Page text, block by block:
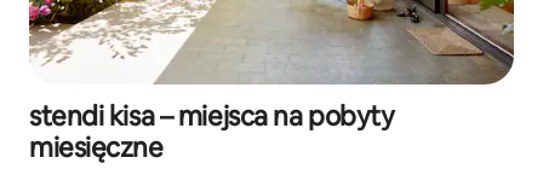
stendi kisa – miejsca na pobyty
miesięczne